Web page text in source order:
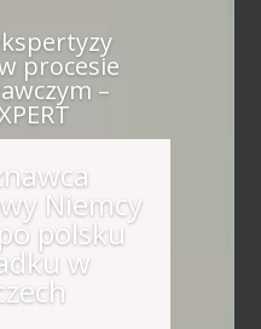
procesie
–
Niemcy
polsku
w